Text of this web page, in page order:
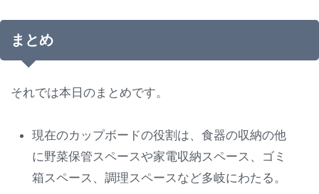
まとめ
それでは本日のまとめです。
現在のカップボードの役割は、食器の収納の他
に野菜保管スペースや家電収納スペース、ゴミ
箱スペース、調理スペースなど多岐にわたる。